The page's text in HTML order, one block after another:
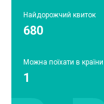
Найдорожчий квиток
680
Можна поїхати в країни
1